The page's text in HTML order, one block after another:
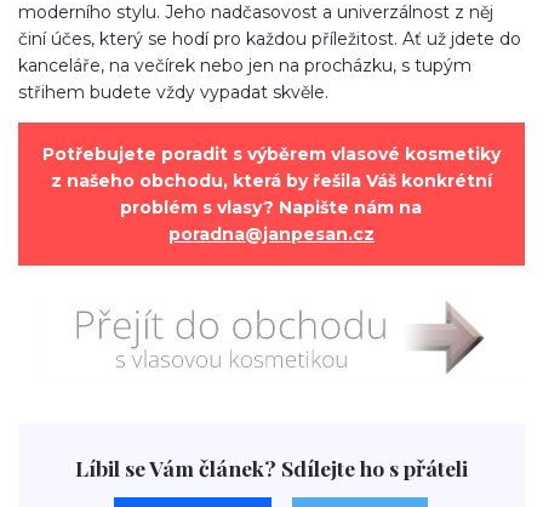
moderního stylu. Jeho nadčasovost a univerzálnost z něj
činí účes, který se hodí pro každou příležitost. Ať už jdete do
kanceláře, na večírek nebo jen na procházku, s tupým
střihem budete vždy vypadat skvěle.
Potřebujete poradit s výběrem vlasové kosmetiky
z našeho obchodu, která by řešila Váš konkrétní
problém s vlasy? Napište nám na
poradna@janpesan.cz
Líbil se Vám článek? Sdílejte ho s přáteli